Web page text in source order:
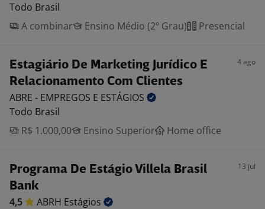
Todo Brasil
A combinar
Ensino Médio (2º Grau) Presencial
Estagiário De Marketing Jurídico E
Relacionamento Com Clientes
4 ago
ABRE - EMPREGOS E ESTÁGIOS
Todo Brasil
R$ 1.000,00
Ensino Superior Home office
Programa De Estágio Villela Brasil
Bank
13 jul
4,5 ABRH Estágios